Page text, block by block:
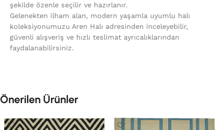
şekilde özenle seçilir ve hazırlanır.
Gelenekten ilham alan, modern yaşamla uyumlu halı
koleksiyonumuzu Aren Halı adresinden inceleyebilir,
güvenli alışveriş ve hızlı teslimat ayrıcalıklarından
faydalanabilirsiniz.
Önerilen Ürünler